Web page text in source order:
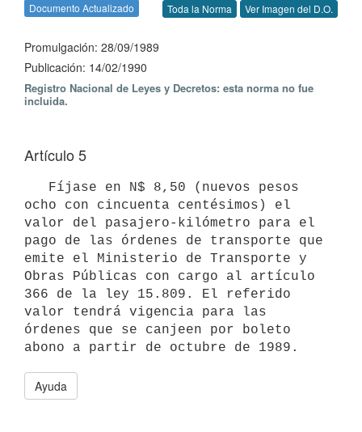
Documento Actualizado Toda la Norma Ver Imagen del D.O.
Promulgación: 28/09/1989
Publicación: 14/02/1990
Registro Nacional de Leyes y Decretos: esta norma no fue
incluida.
Artículo 5
ocho con cincuenta centésimos) el
valor del pasajero-kilómetro para el
pago de las órdenes de transporte que
emite el Ministerio de Transporte y
Obras Públicas con cargo al artículo
366 de la ley 15.809. El referido
valor tendrá vigencia para las
órdenes que se canjeen por boleto
abono a partir de octubre de 1989.
Ayuda